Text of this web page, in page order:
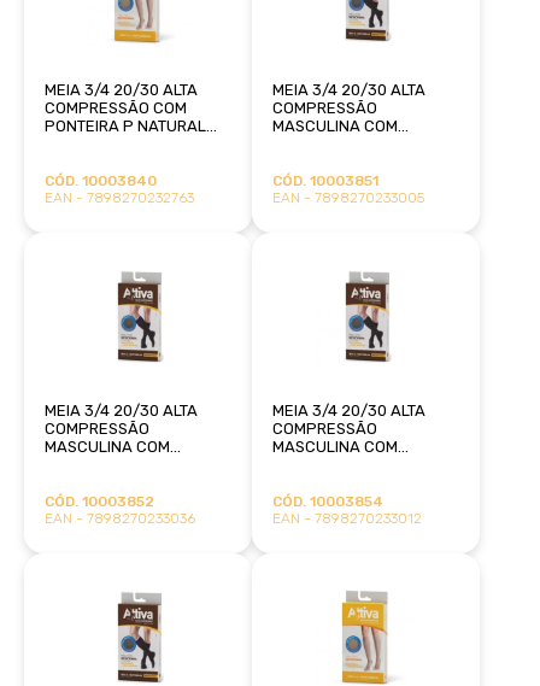
MEIA 3/4 20/30 ALTA
COMPRESSÃO COM
PONTEIRA P NATURAL
CÓD. 10003840
EAN - 7898270232763
MEIA 3/4 20/30 ALTA
COMPRESSÃO
MASCULINA COM
CÓD. 10003851
EAN - 7898270233005
MEIA 3/4 20/30 ALTA
COMPRESSÃO
MASCULINA COM
CÓD. 10003852
EAN - 7898270233036
MEIA 3/4 20/30 ALTA
COMPRESSÃO
MASCULINA COM
CÓD. 10003854
EAN - 7898270233012